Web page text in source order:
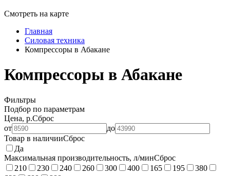
Смотреть на карте
Главная
Силовая техника
Компрессоры в Абакане
Компрессоры в Абакане
Фильтры
Подбор по параметрам
Цена, р.Сброс
от
до
Товар в наличииСброс
Да
Максимальная производительность, л/минСброс
210
230 240 260 300 400 165 195
380